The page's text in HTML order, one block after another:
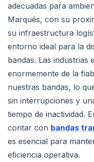
adecuadas para
Marqués, con su
su infraestructura
entorno ideal para la
bandas. Las industrias
enormemente de la
nuestras bandas, lo
sin interrupciones y
tiempo de inactividad.
contar con bandas
es esencial para
eficiencia operativa.